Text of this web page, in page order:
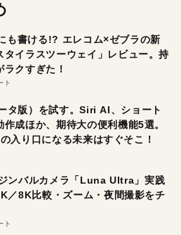
も書ける!? エレコム×ゼブラの新
タイラスツーウェイ」レビュー。持
ラクすぎた！
ト
タ版）を試す。Siri AI、ショート
作成ほか、期待大の便利機能5選。
入り口になる未来はすぐそこ！
ンバルカメラ「Luna Ultra」実践
／8K比較・ズーム・夜間撮影をチ
ト